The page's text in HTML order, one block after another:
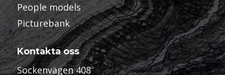
People models
Picturebank
Kontakta oss
Sockenvägen 408